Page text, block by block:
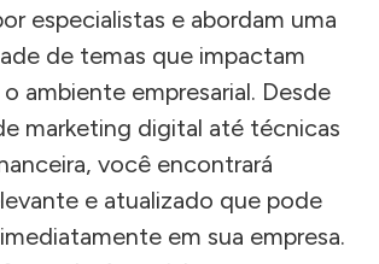
especialistas e abordam uma
de temas que impactam
ambiente empresarial. Desde
marketing digital até técnicas
você encontrará
e atualizado que pode
em sua empresa.